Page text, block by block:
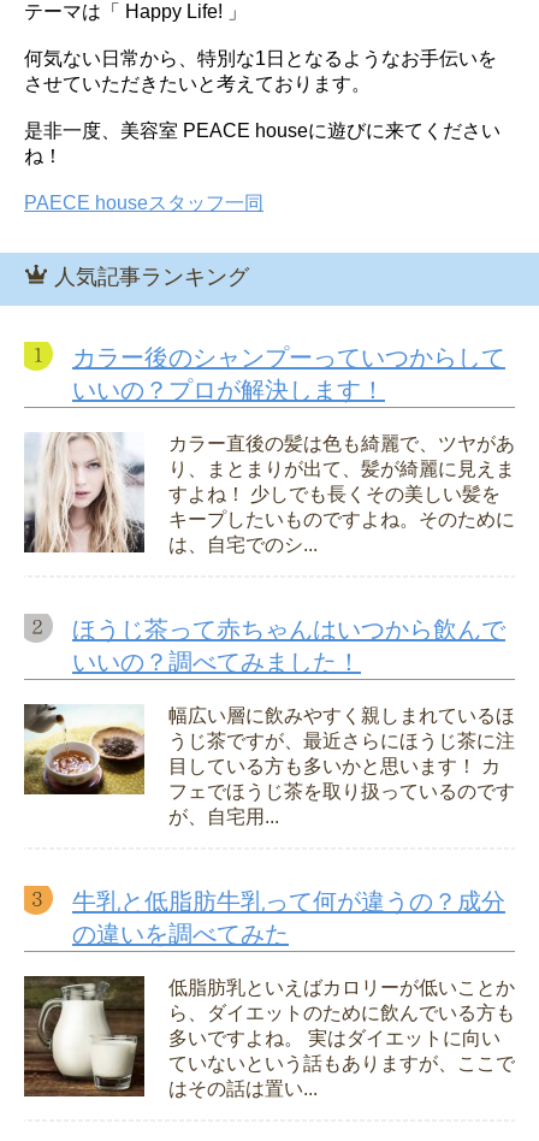
テーマは「 Happy Life! 」
何気ない日常から、特別な1日となるようなお手伝いを
させていただきたいと考えております。
是非一度、美容室 PEACE houseに遊びに来てください
ね！
PAECE houseスタッフ一同
人気記事ランキング
カラー後のシャンプーっていつからして
いいの？プロが解決します！
カラー直後の髪は色も綺麗で、ツヤがあ
り、まとまりが出て、髪が綺麗に見えま
すよね！ 少しでも長くその美しい髪を
キープしたいものですよね。そのために
は、自宅でのシ...
ほうじ茶って赤ちゃんはいつから飲んで
いいの？調べてみました！
幅広い層に飲みやすく親しまれているほ
うじ茶ですが、最近さらにほうじ茶に注
目している方も多いかと思います！ カ
フェでほうじ茶を取り扱っているのです
が、自宅用...
牛乳と低脂肪牛乳って何が違うの？成分
の違いを調べてみた
低脂肪乳といえばカロリーが低いことか
ら、ダイエットのために飲んでいる方も
多いですよね。 実はダイエットに向い
ていないという話もありますが、ここで
はその話は置い...